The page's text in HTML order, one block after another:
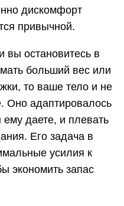
дискомфорт
привычной.
вы остановитесь в
больший вес или
то ваше тело и не
Оно адаптировалось
ему даете, и плевать
Его задача в
усилия к
экономить запас